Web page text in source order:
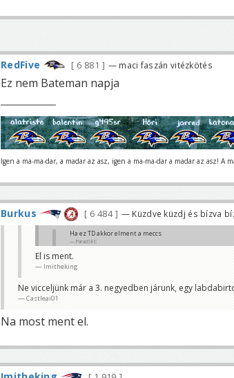
RedFive 6 881 — maci faszán vitézkötés
Ez nem Bateman napja
Igen a ma-ma-dar, a madar az asz, igen a ma-ma-dar a madar az asz! A
Burkus 6 484 — Küzdve küzdj és bízva
Ha ez TD akkor elment a meccs
ParadSEC
TD
KeyG
El is ment.
Imitheking
Ne vicceljünk már a 3. negyedben járunk, egy
Castleai01
Na most ment el.